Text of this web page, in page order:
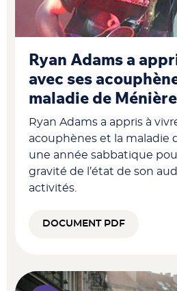
Ryan Adams a
avec ses
maladie de Ménière
Ryan Adams a appris à
acouphènes et la maladie
une année sabbatique
gravité de l’état de son
activités.
DOCUMENT PDF